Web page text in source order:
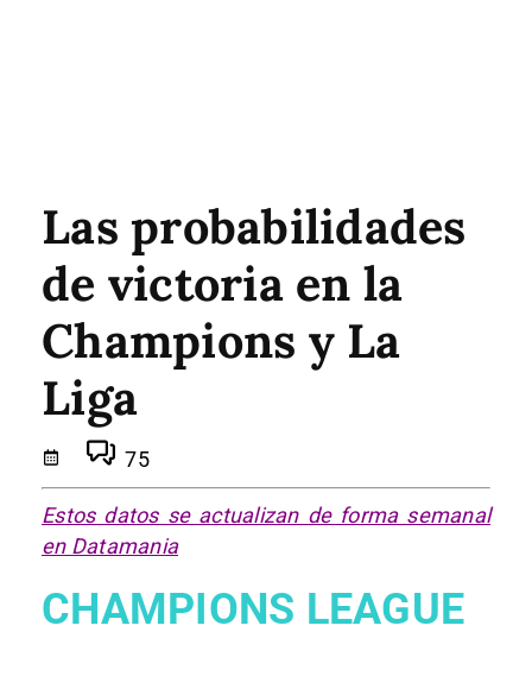
Las probabilidades
de victoria en la
Champions y La
Liga
75
Estos datos se actualizan de forma semanal
en Datamania
CHAMPIONS LEAGUE